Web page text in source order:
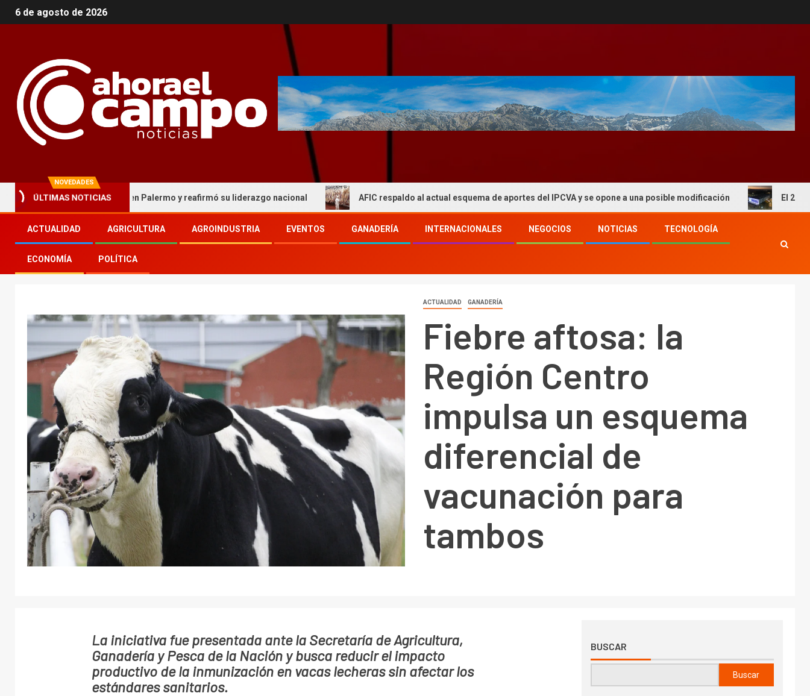
6 de agosto de 2026
NOVEDADES
ÚLTIMAS NOTICIAS
hizo historia en Palermo y reafirmó su liderazgo nacional AFIC respaldo al actual esquema de aportes del IPCVA y se opone a una posible modificación El 2° Congreso de
ACTUALIDAD AGRICULTURA AGROINDUSTRIA EVENTOS GANADERÍA INTERNACIONALES NEGOCIOS NOTICIAS TECNOLOGÍA
ECONOMÍA POLÍTICA
ACTUALIDAD GANADERÍA
Fiebre aftosa: la
Región Centro
impulsa un esquema
diferencial de
vacunación para
tambos
La iniciativa fue presentada ante la Secretaría de Agricultura,
Ganadería y Pesca de la Nación y busca reducir el impacto
productivo de la inmunización en vacas lecheras sin afectar los
estándares sanitarios.
BUSCAR
Buscar